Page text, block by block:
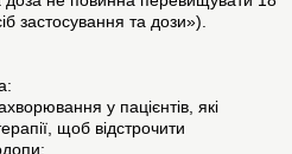
застосування та дози»).
у пацієнтів, які
щоб відстрочити